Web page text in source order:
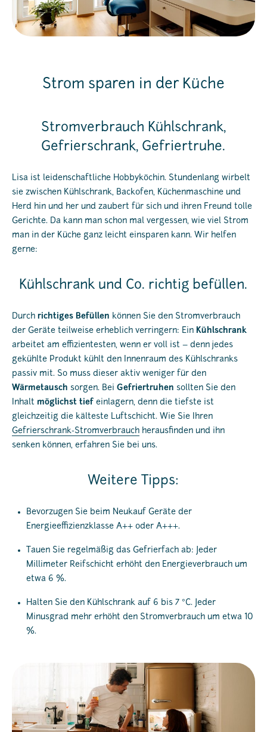
Strom sparen in der Küche
Stromverbrauch Kühlschrank,
Gefrierschrank, Gefriertruhe.
Lisa ist leidenschaftliche Hobbyköchin. Stundenlang wirbelt
sie zwischen Kühlschrank, Backofen, Küchenmaschine und
Herd hin und her und zaubert für sich und ihren Freund tolle
Gerichte. Da kann man schon mal vergessen, wie viel Strom
man in der Küche ganz leicht einsparen kann. Wir helfen
gerne:
Kühlschrank und Co. richtig befüllen.
Durch richtiges Befüllen können Sie den Stromverbrauch
der Geräte teilweise erheblich verringern: Ein Kühlschrank
arbeitet am effizientesten, wenn er voll ist – denn jedes
gekühlte Produkt kühlt den Innenraum des Kühlschranks
passiv mit. So muss dieser aktiv weniger für den
Wärmetausch sorgen. Bei Gefriertruhen sollten Sie den
Inhalt möglichst tief einlagern, denn die tiefste ist
gleichzeitig die kälteste Luftschicht. Wie Sie Ihren
Gefrierschrank-Stromverbrauch herausfinden und ihn
senken können, erfahren Sie bei uns.
Weitere Tipps:
Bevorzugen Sie beim Neukauf Geräte der
Energieeffizienzklasse A++ oder A+++.
Tauen Sie regelmäßig das Gefrierfach ab: Jeder
Millimeter Reifschicht erhöht den Energieverbrauch um
etwa 6 %.
Halten Sie den Kühlschrank auf 6 bis 7 °C. Jeder
Minusgrad mehr erhöht den Stromverbrauch um etwa 10
%.